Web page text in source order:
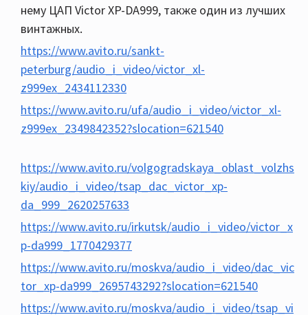
нему ЦАП Victor XP-DA999, также один из лучших
винтажных.
https://www.avito.ru/sankt-
peterburg/audio_i_video/victor_xl-
z999ex_2434112330
https://www.avito.ru/ufa/audio_i_video/victor_xl-
z999ex_2349842352?slocation=621540
https://www.avito.ru/volgogradskaya_oblast_volzhs
kiy/audio_i_video/tsap_dac_victor_xp-
da_999_2620257633
https://www.avito.ru/irkutsk/audio_i_video/victor_x
p-da999_1770429377
https://www.avito.ru/moskva/audio_i_video/dac_vic
tor_xp-da999_2695743292?slocation=621540
https://www.avito.ru/moskva/audio_i_video/tsap_vi